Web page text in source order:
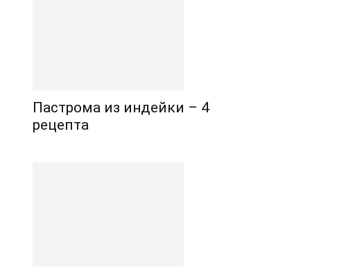
Пастрома из индейки – 4
рецепта